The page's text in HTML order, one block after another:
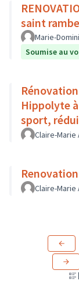
saint
Marie-
Soumise au
Hippolyte
sport,
l’îlot de
Claire-Marie
Claire-Marie